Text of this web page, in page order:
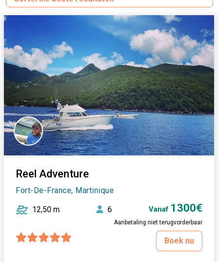
Reel Adventure
Fort-De-France, Martinique
12,50 m 6 Vanaf 1300€
Aanbetaling niet terugvorderbaar
Boek nu